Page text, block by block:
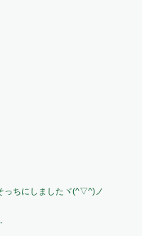
っちにしましたヾ(^▽^)ノ